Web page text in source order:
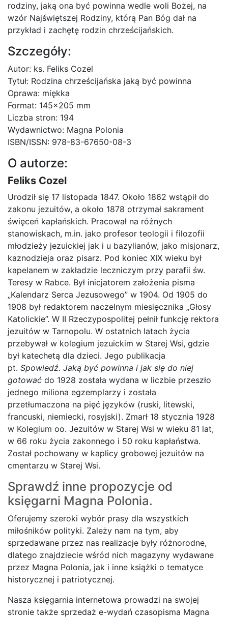
rodziny, jaką ona być powinna wedle woli Bożej, na
wzór Najświętszej Rodziny, którą Pan Bóg dał na
przykład i zachętę rodzin chrześcijańskich.
Szczegóły:
Autor: ks. Feliks Cozel
Tytuł: Rodzina chrześcijańska jaką być powinna
Oprawa: miękka
Format: 145×205 mm
Liczba stron: 194
Wydawnictwo: Magna Polonia
ISBN/ISSN: 978-83-67650-08-3
O autorze:
Feliks Cozel
Urodził się 17 listopada 1847. Około 1862 wstąpił do
zakonu jezuitów, a około 1878 otrzymał sakrament
święceń kapłańskich. Pracował na różnych
stanowiskach, m.in. jako profesor teologii i filozofii
młodzieży jezuickiej jak i u bazylianów, jako misjonarz,
kaznodzieja oraz pisarz. Pod koniec XIX wieku był
kapelanem w zakładzie leczniczym przy parafii św.
Teresy w Rabce. Był inicjatorem założenia pisma
„Kalendarz Serca Jezusowego” w 1904. Od 1905 do
1908 był redaktorem naczelnym miesięcznika „Głosy
Katolickie”. W II Rzeczypospolitej pełnił funkcję rektora
jezuitów w Tarnopolu. W ostatnich latach życia
przebywał w kolegium jezuickim w Starej Wsi, gdzie
był katechetą dla dzieci. Jego publikacja
pt. Spowiedź. Jaką być powinna i jak się do niej
gotować do 1928 została wydana w liczbie przeszło
jednego miliona egzemplarzy i została
przetłumaczona na pięć języków (ruski, litewski,
francuski, niemiecki, rosyjski). Zmarł 18 stycznia 1928
w Kolegium oo. Jezuitów w Starej Wsi w wieku 81 lat,
w 66 roku życia zakonnego i 50 roku kapłaństwa.
Został pochowany w kaplicy grobowej jezuitów na
cmentarzu w Starej Wsi.
Sprawdź inne propozycje od
księgarni Magna Polonia.
Oferujemy szeroki wybór prasy dla wszystkich
miłośników polityki. Zależy nam na tym, aby
sprzedawane przez nas realizacje były różnorodne,
dlatego znajdziecie wśród nich magazyny wydawane
przez Magna Polonia, jak i inne książki o tematyce
historycznej i patriotycznej.
Nasza księgarnia internetowa prowadzi na swojej
stronie także sprzedaż e-wydań czasopisma Magna